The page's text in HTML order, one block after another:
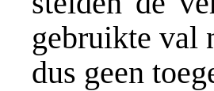
gebruikte val
dus geen